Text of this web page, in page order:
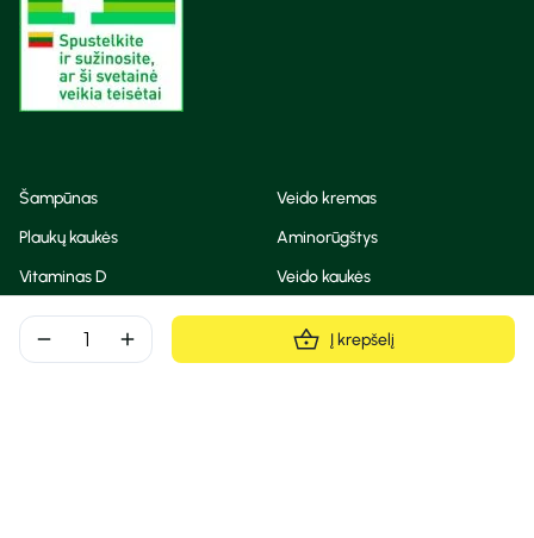
remove add Į krepšelį
Šampūnas
Veido kremas
Plaukų kaukės
Aminorūgštys
Vitaminas D
Veido kaukės
Korėjietiška kosmetika
Eteriniai aliejai
Dezodorantas
BB ir CC kremas